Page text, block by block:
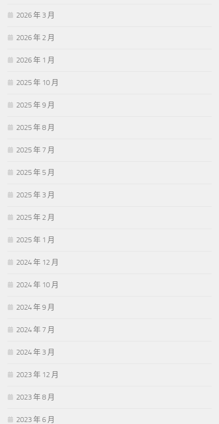
2026 年 3 月
2026 年 2 月
2026 年 1 月
2025 年 10 月
2025 年 9 月
2025 年 8 月
2025 年 7 月
2025 年 5 月
2025 年 3 月
2025 年 2 月
2025 年 1 月
2024 年 12 月
2024 年 10 月
2024 年 9 月
2024 年 7 月
2024 年 3 月
2023 年 12 月
2023 年 8 月
2023 年 6 月